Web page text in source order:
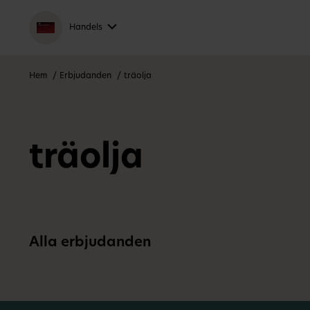
Handels
Hem Erbjudanden träolja
träolja
Alla erbjudanden